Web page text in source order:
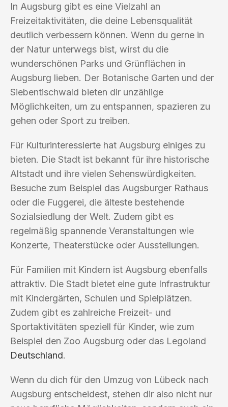
In Augsburg gibt es eine Vielzahl an
Freizeitaktivitäten, die deine Lebensqualität
deutlich verbessern können. Wenn du gerne in
der Natur unterwegs bist, wirst du die
wunderschönen Parks und Grünflächen in
Augsburg lieben. Der Botanische Garten und der
Siebentischwald bieten dir unzählige
Möglichkeiten, um zu entspannen, spazieren zu
gehen oder Sport zu treiben.
Für Kulturinteressierte hat Augsburg einiges zu
bieten. Die Stadt ist bekannt für ihre historische
Altstadt und ihre vielen Sehenswürdigkeiten.
Besuche zum Beispiel das Augsburger Rathaus
oder die Fuggerei, die älteste bestehende
Sozialsiedlung der Welt. Zudem gibt es
regelmäßig spannende Veranstaltungen wie
Konzerte, Theaterstücke oder Ausstellungen.
Für Familien mit Kindern ist Augsburg ebenfalls
attraktiv. Die Stadt bietet eine gute Infrastruktur
mit Kindergärten, Schulen und Spielplätzen.
Zudem gibt es zahlreiche Freizeit- und
Sportaktivitäten speziell für Kinder, wie zum
Beispiel den Zoo Augsburg oder das Legoland
Deutschland.
Wenn du dich für den Umzug von Lübeck nach
Augsburg entscheidest, stehen dir also nicht nur